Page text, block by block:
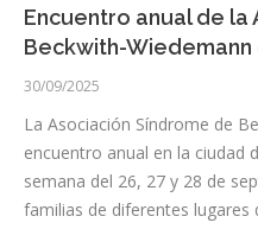
Encuentro anual de la
Beckwith-Wiedemann
30/09/2025
La Asociación Síndrome de
encuentro anual en la ciudad
semana del 26, 27 y 28 de
familias de diferentes lugares